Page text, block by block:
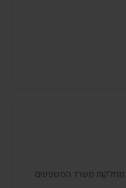
משרד המשפטים